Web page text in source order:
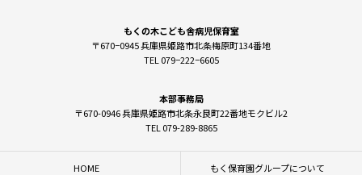
もくの木こども舎病児保育室
〒670−0945 兵庫県姫路市北条梅原町134番地
TEL 079−222−6605
本部事務局
〒670-0946 兵庫県姫路市北条永良町22番地モクビル2
TEL 079-289-8865
HOME もく保育園グループについて